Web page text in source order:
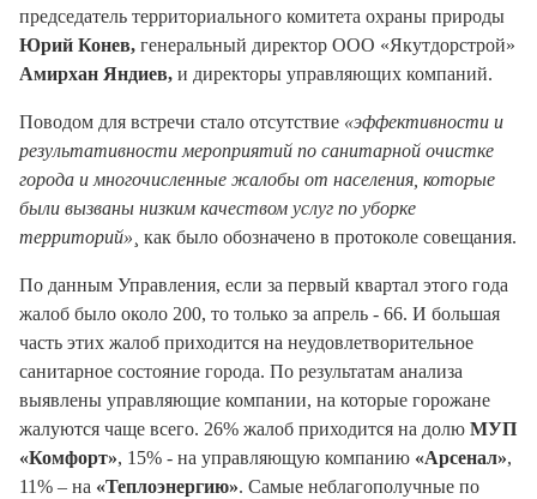
председатель территориального комитета охраны природы
Юрий Конев, генеральный директор ООО «Якутдорстрой»
Амирхан Яндиев, и директоры управляющих компаний.
Поводом для встречи стало отсутствие «эффективности и
результативности мероприятий по санитарной очистке
города и многочисленные жалобы от населения, которые
были вызваны низким качеством услуг по уборке
территорий» ¸ как было обозначено в протоколе совещания.
По данным Управления, если за первый квартал этого года
жалоб было около 200, то только за апрель - 66. И большая
часть этих жалоб приходится на неудовлетворительное
санитарное состояние города. По результатам анализа
выявлены управляющие компании, на которые горожане
жалуются чаще всего. 26% жалоб приходится на долю МУП
«Комфорт», 15% - на управляющую компанию «Арсенал»,
11% – на «Теплоэнергию». Самые неблагополучные по